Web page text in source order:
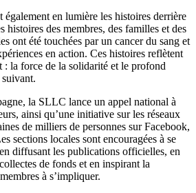
également en lumière les histoires derrière
histoires des membres, des familles et des
ont été touchées par un cancer du sang et
en action. Ces histoires reflètent
la force de la solidarité et le profond
la SLLC lance un appel national à
ainsi qu’une initiative sur les réseaux
de milliers de personnes sur Facebook,
sections locales sont encouragées à se
diffusant les publications officielles, en
de fonds et en inspirant la
à s’impliquer.